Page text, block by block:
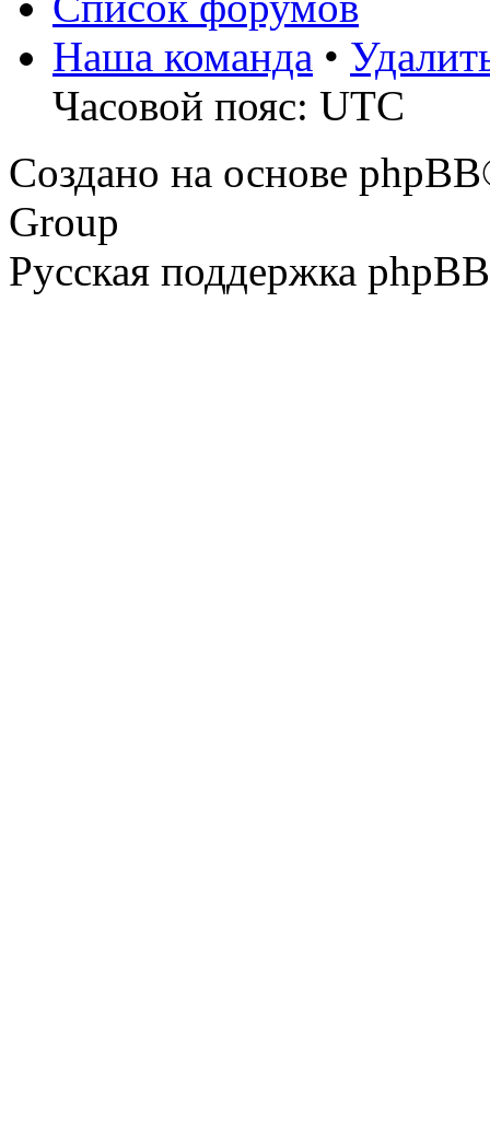
Наша команда •
Часовой пояс: UTC
Создано на основе
Group
Русская поддержка phpBB